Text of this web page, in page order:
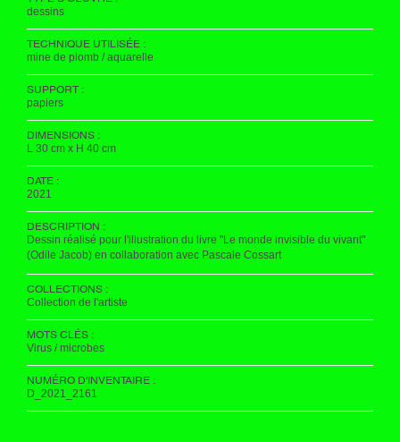
dessins
TECHNIQUE UTILISÉE :
mine de plomb / aquarelle
SUPPORT :
papiers
DIMENSIONS :
L 30 cm x H 40 cm
DATE :
2021
DESCRIPTION :
Dessin réalisé pour l'illustration du livre "Le monde invisible du vivant"
(Odile Jacob) en collaboration avec Pascale Cossart
COLLECTIONS :
Collection de l'artiste
MOTS CLÉS :
Virus / microbes
NUMÉRO D'INVENTAIRE :
D_2021_2161